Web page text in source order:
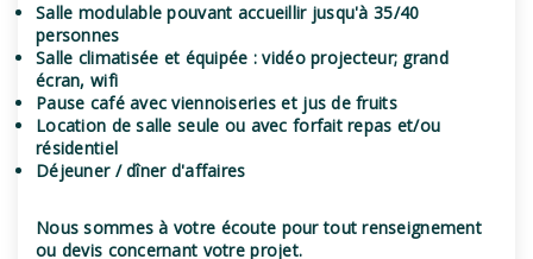
Salle modulable pouvant accueillir jusqu'à 35/40
personnes
Salle climatisée et équipée : vidéo projecteur; grand
écran, wifi
Pause café avec viennoiseries et jus de fruits
Location de salle seule ou avec forfait repas et/ou
résidentiel
Déjeuner / dîner d'affaires
Nous sommes à votre écoute pour tout renseignement
ou devis concernant votre projet.